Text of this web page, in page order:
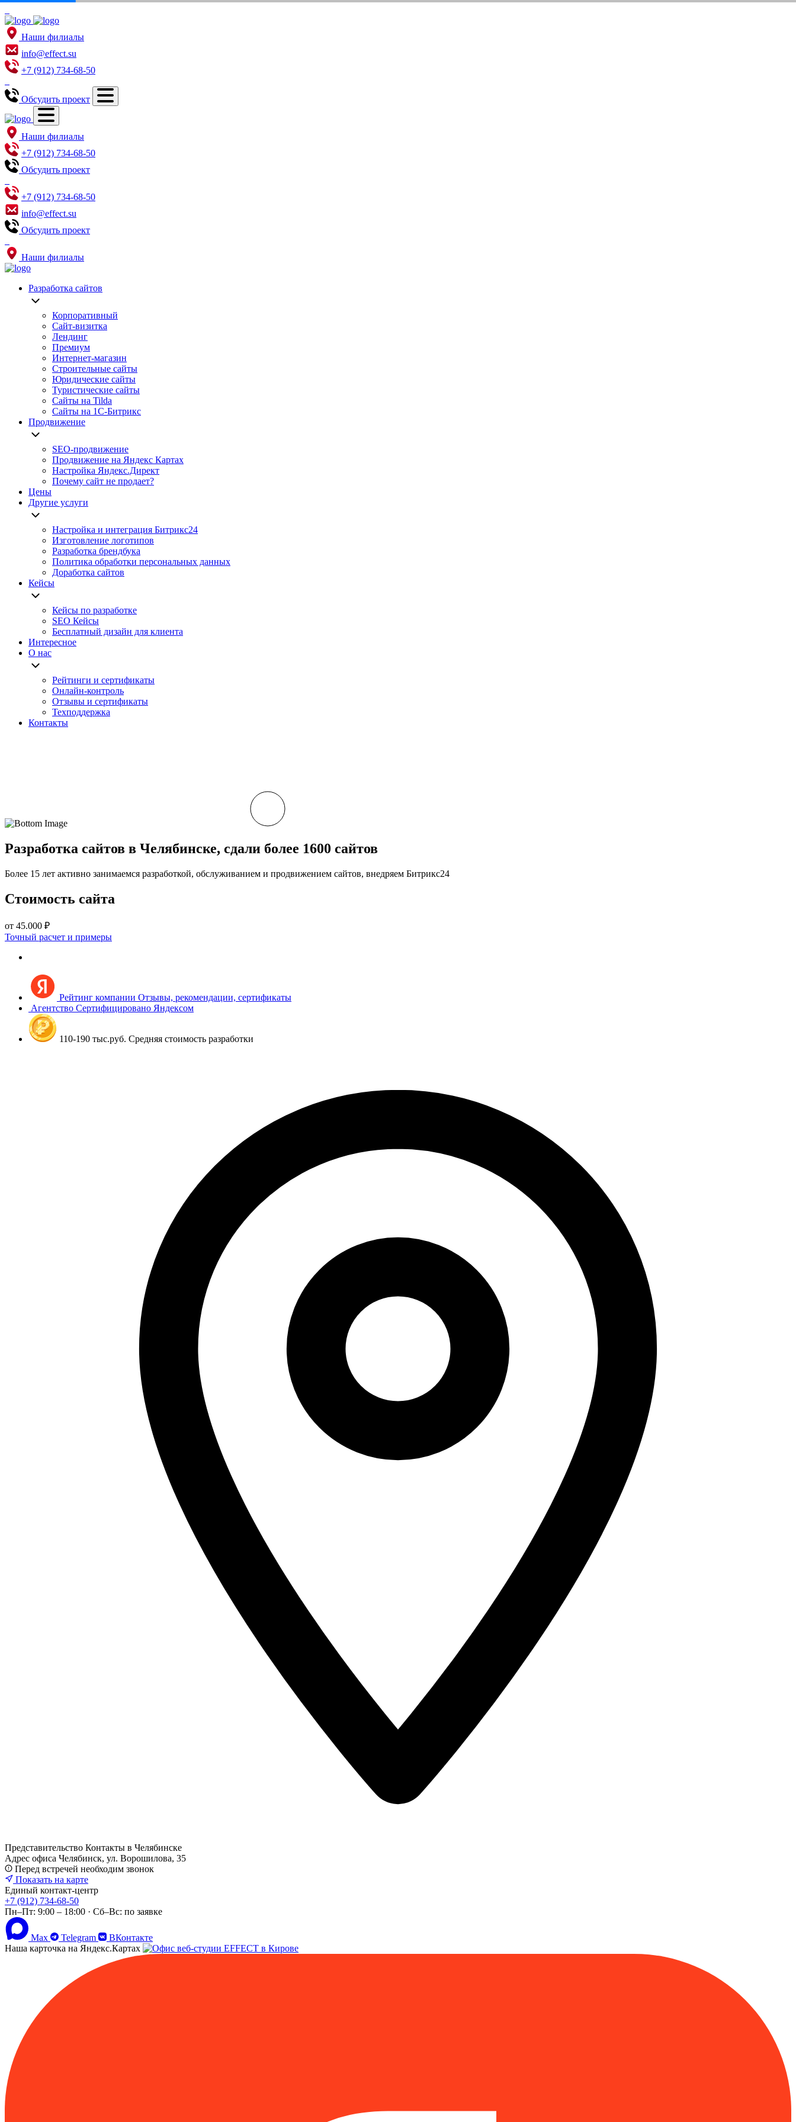
Наши филиалы
info@effect.su
+7 (912) 734-68-50
Обсудить проект
Наши филиалы
+7 (912) 734-68-50
Обсудить проект
+7 (912) 734-68-50
info@effect.su
Обсудить проект
Наши филиалы
Разработка сайтов
Корпоративный
Сайт-визитка
Лендинг
Премиум
Интернет-магазин
Строительные сайты
Юридические сайты
Туристические сайты
Сайты на Tilda
Сайты на 1С-Битрикс
Продвижение
SEO-продвижение
Продвижение на Яндекс Картах
Настройка Яндекс.Директ
Почему сайт не продает?
Цены
Другие услуги
Настройка и интеграция Битрикс24
Изготовление логотипов
Разработка брендбука
Политика обработки персональных данных
Доработка сайтов
Кейсы
Кейсы по разработке
SEO Кейсы
Бесплатный дизайн для клиента
Интересное
О нас
Рейтинги и сертификаты
Онлайн-контроль
Отзывы и сертификаты
Техподдержка
Контакты
Разработка сайтов в Челябинске, сдали более 1600 сайтов
Более 15 лет активно занимаемся разработкой, обслуживанием и продвижением сайтов, внедряем Битрикс24
Стоимость сайта
от 45.000 ₽
Точный расчет и примеры
Рейтинг компании Отзывы, рекомендации, сертификаты
Агентство Сертифицировано Яндексом
110-190 тыс.руб. Средняя стоимость разработки
Представительство Контакты в Челябинске
Адрес офиса Челябинск, ул. Ворошилова, 35
Перед встречей необходим звонок
Показать на карте
Единый контакт-центр
+7 (912) 734-68-50
Пн–Пт: 9:00 – 18:00 · Сб–Вс: по заявке
Max Telegram
ВКонтакте
Наша карточка на Яндекс.Картах